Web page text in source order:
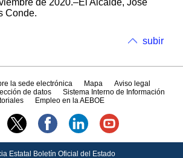
Conde.
subir
la sede electrónica Mapa
Aviso legal
de datos
Sistema Interno de Información
Empleo en la AEBOE
Estatal Boletín Oficial del Estado